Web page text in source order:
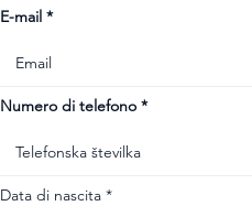
E-mail
Numero di telefono
Data di nascita *r